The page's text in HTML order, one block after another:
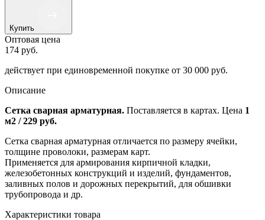
Купить
Оптовая цена
174 руб.
действует при единовременной покупке от 30 000 руб.
Описание
Сетка сварная арматурная. Поставляется в картах. Цена 1
м2 / 229 руб.
Сетка сварная арматурная отличается по размеру ячейки,
толщине проволоки, размерам карт.
Применяется для армирования кирпичной кладки,
железобетонных конструкций и изделий, фундаментов,
заливных полов и дорожных перекрытий, для обшивки
трубопровода и др.
Характеристики товара